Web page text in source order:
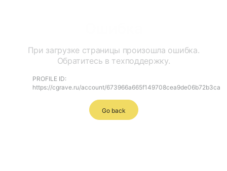
При загрузке страницы произошла ошибка.
Обратитесь в техподдержку.
PROFILE ID:
https://cgrave.ru/account/673966a665f149708cea9de06b72b3ca
Go back